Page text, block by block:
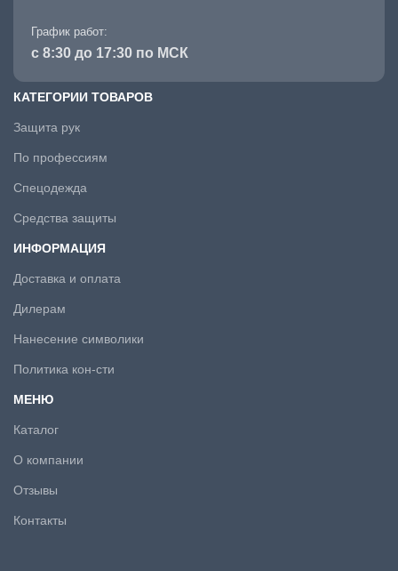
КАТЕГОРИИ ТОВАРОВ
Защита рук
По профессиям
Спецодежда
Средства защиты
ИНФОРМАЦИЯ
Доставка и оплата
Дилерам
Нанесение символики
Политика кон-сти
МЕНЮ
Каталог
О компании
Отзывы
Контакты
График работ:
с 8:30 до 17:30 по МСК